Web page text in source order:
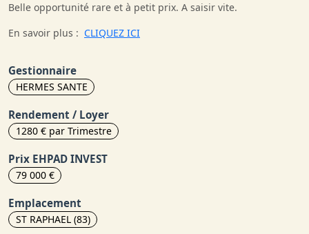
Belle opportunité rare et à petit prix. A saisir vite.
En savoir plus : CLIQUEZ ICI
Gestionnaire
HERMES SANTE
Rendement / Loyer
1280 € par Trimestre
Prix EHPAD INVEST
79 000 €
Emplacement
ST RAPHAEL (83)